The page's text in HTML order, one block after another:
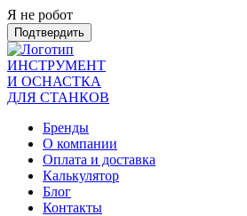
Я не робот
Подтвердить
ИНСТРУМЕНТ
И ОСНАСТКА
ДЛЯ СТАНКОВ
Бренды
О компании
Оплата и доставка
Калькулятор
Блог
Контакты